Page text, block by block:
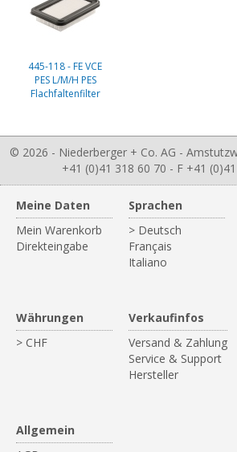
445-118 - FE VCE
PES L/M/H PES
Flachfaltenfilter
© 2026 - Niederberger + Co. AG -
+41 (0)41 318 60 70 - F +41
Meine Daten
Mein Warenkorb
Direkteingabe
Sprachen
> Deutsch
Français
Italiano
Währungen
> CHF
Verkaufinfos
Versand & Zahlung
Service & Support
Hersteller
Allgemein